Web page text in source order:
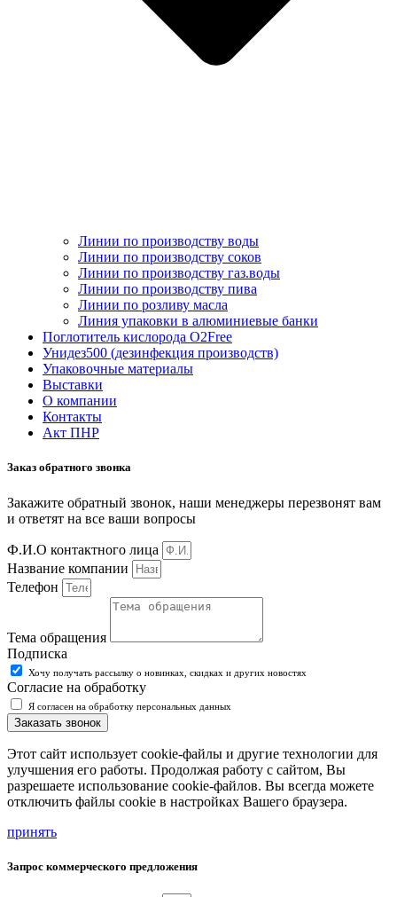
Линии по производству воды
Линии по производству соков
Линии по производству газ.воды
Линии по производству пива
Линии по розливу масла
Линия упаковки в алюминиевые банки
Поглотитель кислорода O2Free
Унидез500 (дезинфекция производств)
Упаковочные материалы
Выставки
О компании
Контакты
Акт ПНР
Заказ обратного звонка
Закажите обратный звонок, наши менеджеры перезвонят вам
и ответят на все ваши вопросы
Ф.И.О контактного лица
Название компании
Телефон
Тема обращения
Подписка
Хочу получать рассылку о новинках, скидках и других новостях
Согласие на обработку
Я согласен на обработку персональных данных
Заказать звонок
Этот сайт использует cookie-файлы и другие технологии для
улучшения его работы. Продолжая работу с сайтом, Вы
разрешаете использование cookie-файлов. Вы всегда можете
отключить файлы cookie в настройках Вашего браузера.
принять
Запрос коммерческого предложения